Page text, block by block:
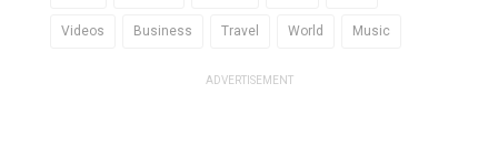
Videos Business Travel World Music
ADVERTISEMENT